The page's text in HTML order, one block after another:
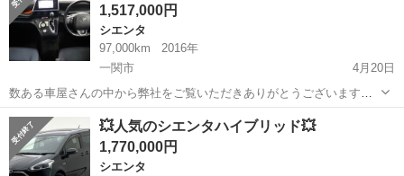
花...
1,517,000円
シエンタ
97,000km
2016年
一関市
4月20日
数ある車屋さんの中から弊社をご覧いただきありがとうございます！
オトロン盛岡店と申します(^^♪ 東北3店舗目、オトロン最北端のお店と
して、2024年4月1日にオープンし1年になります❤️‍🔥 春といえば…お
花...
岩手 一関市 シエンタ シエンタハイブリッド
💥人気のシエンタハイブリッド💥
1,770,000円
シエンタ